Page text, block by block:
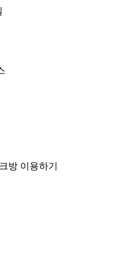
방 이용하기